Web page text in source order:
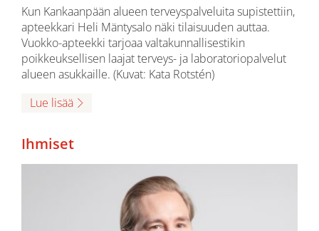
Kun Kankaanpään alueen terveyspalveluita supistettiin,
apteekkari Heli Mäntysalo näki tilaisuuden auttaa.
Vuokko-apteekki tarjoaa valtakunnallisestikin
poikkeuksellisen laajat terveys- ja laboratoriopalvelut
alueen asukkaille. (Kuvat: Kata Rotstén)
Lue lisää
Ihmiset